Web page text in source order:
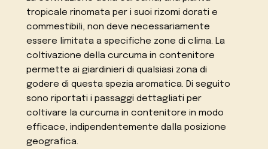
tropicale rinomata per i suoi rizomi dorati e
commestibili, non deve necessariamente
essere limitata a specifiche zone di clima. La
coltivazione della curcuma in contenitore
permette ai giardinieri di qualsiasi zona di
godere di questa spezia aromatica. Di seguito
sono riportati i passaggi dettagliati per
coltivare la curcuma in contenitore in modo
efficace, indipendentemente dalla posizione
geografica.